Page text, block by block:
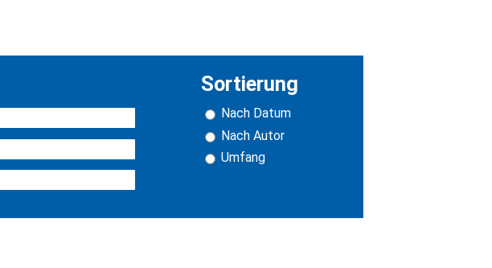
Sortierung
Nach Datum
Nach Autor
Umfang